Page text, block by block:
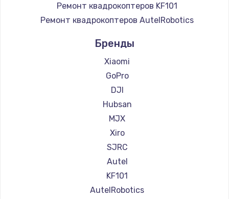
Замена регулятора режимов конфорки
Заказать
Замена сенсорного датчика
Заказать
Ремонт квадрокоптеров KF101
Ремонт квадрокоптеров AutelRobotics
Бренды
Xiaomi
GoPro
DJI
Hubsan
MJX
Xiro
SJRC
Autel
KF101
AutelRobotics